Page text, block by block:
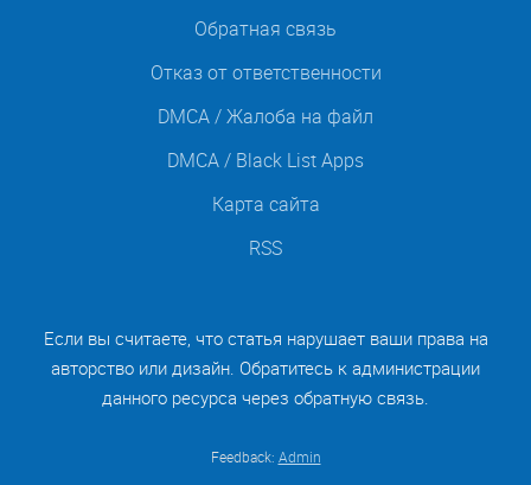
Обратная связь
Отказ от ответственности
DMCA / Жалоба на файл
DMCA / Black List Apps
Карта сайта
RSS
Если вы считаете, что статья нарушает ваши права на
авторство или дизайн. Обратитесь к администрации
данного ресурса через обратную связь.
Feedback: Admin